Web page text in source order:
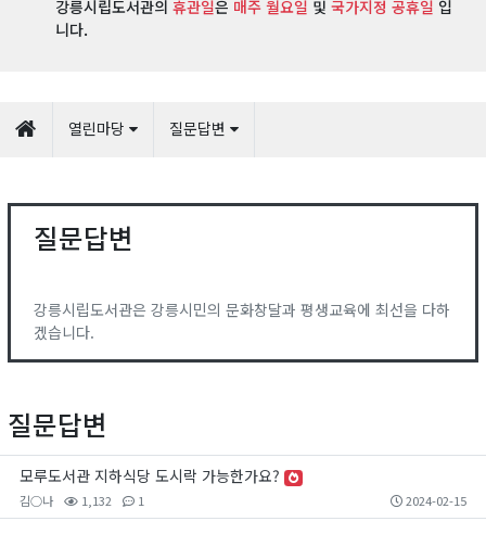
강릉시립도서관의 휴관일은 매주 월요일 및 국가지정 공휴일 입
니다.
열린마당 질문답변
질문답변
강릉시립도서관은 강릉시민의 문화창달과 평생교육에 최선을 다하
겠습니다.
질문답변
모루도서관 지하식당 도시락 가능한가요?
김○나 1,132 1 2024-02-15